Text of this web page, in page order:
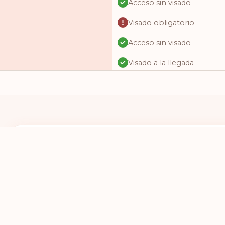
Acceso sin visado
Visado obligatorio
Acceso sin visado
Visado a la llegada